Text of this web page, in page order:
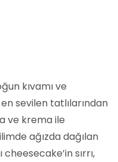
kıvamı ve
sevilen tatlılarından
ve krema ile
ağızda dağılan
sırrı,